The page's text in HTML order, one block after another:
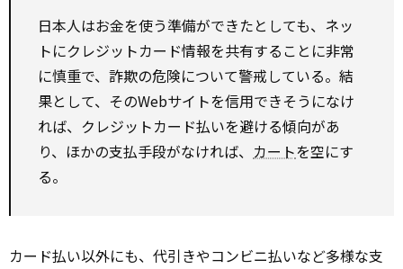
日本人はお金を使う準備ができたとしても、ネッ
トにクレジットカード情報を共有することに非常
に慎重で、詐欺の危険について警戒している。結
果として、そのWebサイトを信用できそうになけ
れば、クレジットカード払いを避ける傾向があ
り、ほかの支払手段がなければ、 カートを空にす
る。
カード払い以外にも、代引きやコンビニ払いなど多様な支